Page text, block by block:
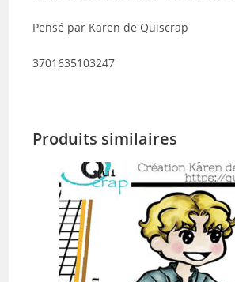
Pensé par Karen de Quiscrap
3701635103247
Produits similaires